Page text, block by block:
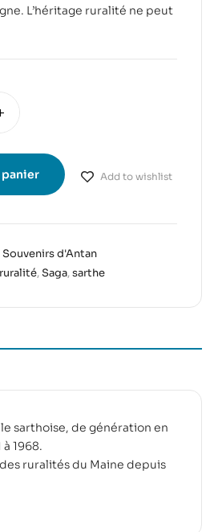
L’héritage ruralité ne peut
Add to wishlist
Souvenirs d'Antan
ruralité,Saga,sarthe
sarthoise, de génération en
1968.
ruralités du Maine depuis